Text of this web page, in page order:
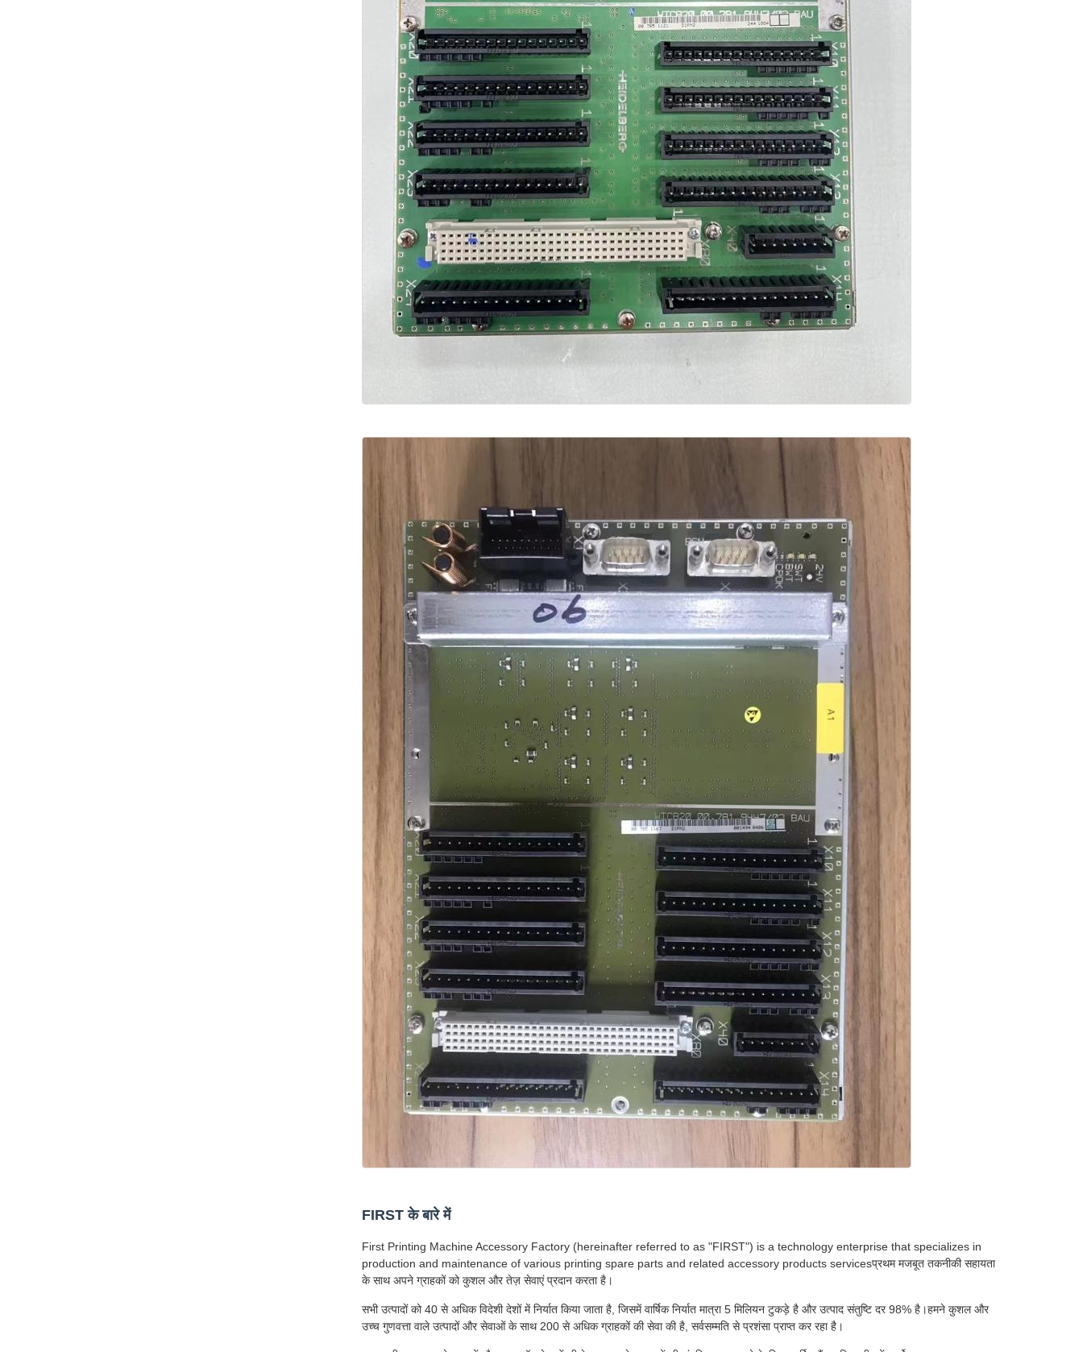
FIRST के बारे में
First Printing Machine Accessory Factory (hereinafter referred to as "FIRST") is a technology enterprise that specializes in
production and maintenance of various printing spare parts and related accessory products servicesप्रथम मजबूत तकनीकी सहायता
के साथ अपने ग्राहकों को कुशल और तेज़ सेवाएं प्रदान करता है।
सभी उत्पादों को 40 से अधिक विदेशी देशों में निर्यात किया जाता है, जिसमें वार्षिक निर्यात मात्रा 5 मिलियन टुकड़े है और उत्पाद संतुष्टि दर 98% है।हमने कुशल और
उच्च गुणवत्ता वाले उत्पादों और सेवाओं के साथ 200 से अधिक ग्राहकों की सेवा की है, सर्वसम्मति से प्रशंसा प्राप्त कर रहा है।